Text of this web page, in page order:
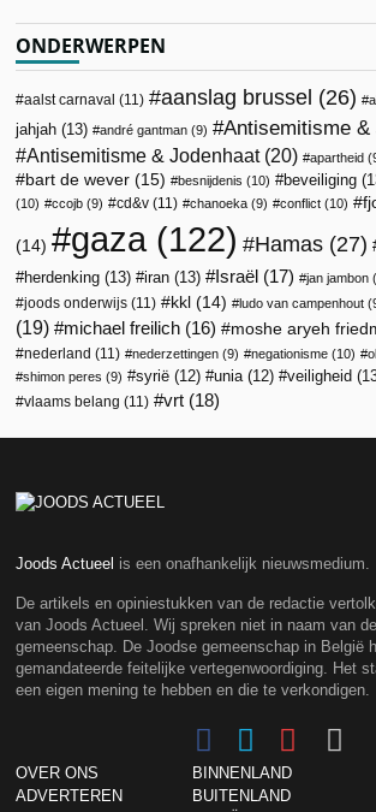
ONDERWERPEN
aalst carnaval (11) aanslag brussel (26)
jahjah (13) andré gantman (9) Antisemitisme &
Antisemitisme & Jodenhaat(20) apartheid
bart de wever (15) besnijdenis (10) beveiliging
(10)
ccojb (9) cd&v (11) chanoeka (9) conflict (10)
(14) gaza(122) Hamas (27)
herdenking (13) iran (13) Israël (17) jan jambon
joods onderwijs (11) kkl (14) ludo van campenhout
(19)
michael freilich (16) moshe aryeh
nederland (11) nederzettingen (9) negationisme (10)
shimon peres (9) syrië (12) unia (12) veiligheid
vlaams belang (11) vrt (18)
Joods Actueel is een onafhankelijk nieuwsmedium.
De artikels en opiniestukken van de redactie
van Joods Actueel. Wij spreken niet in naam van
gemeenschap. De Joodse gemeenschap in België
gemandateerde feitelijke vertegenwoordiging. Het
een eigen mening te hebben en die te verkondigen.
OVER ONS
ADVERTEREN
BINNENLAND
BUITENLAND